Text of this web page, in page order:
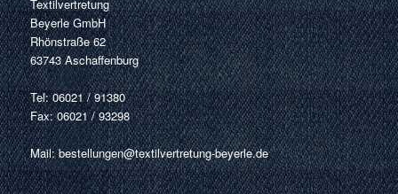
Textilvertretung
Beyerle GmbH
Rhönstraße 62
63743 Aschaffenburg
Tel: 06021 / 91380
Fax: 06021 / 93298
Mail:bestellungen@textilvertretung-beyerle.de